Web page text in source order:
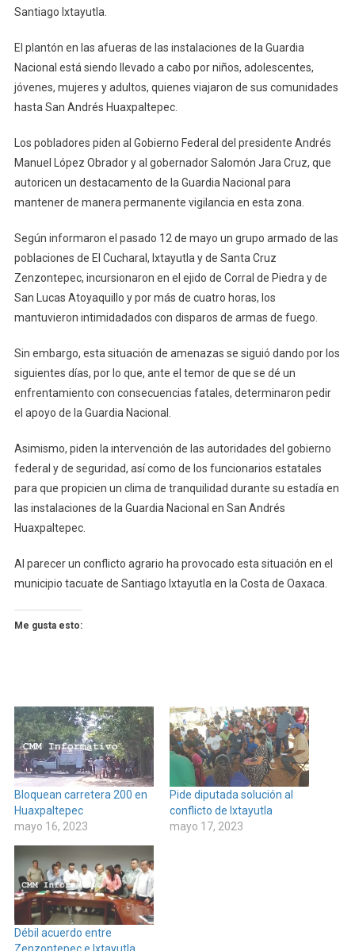
Santiago Ixtayutla.
El plantón en las afueras de las instalaciones de la Guardia
Nacional está siendo llevado a cabo por niños, adolescentes,
jóvenes, mujeres y adultos, quienes viajaron de sus comunidades
hasta San Andrés Huaxpaltepec.
Los pobladores piden al Gobierno Federal del presidente Andrés
Manuel López Obrador y al gobernador Salomón Jara Cruz, que
autoricen un destacamento de la Guardia Nacional para
mantener de manera permanente vigilancia en esta zona.
Según informaron el pasado 12 de mayo un grupo armado de las
poblaciones de El Cucharal, Ixtayutla y de Santa Cruz
Zenzontepec, incursionaron en el ejido de Corral de Piedra y de
San Lucas Atoyaquillo y por más de cuatro horas, los
mantuvieron intimidadados con disparos de armas de fuego.
Sin embargo, esta situación de amenazas se siguió dando por los
siguientes días, por lo que, ante el temor de que se dé un
enfrentamiento con consecuencias fatales, determinaron pedir
el apoyo de la Guardia Nacional.
Asimismo, piden la intervención de las autoridades del gobierno
federal y de seguridad, así como de los funcionarios estatales
para que propicien un clima de tranquilidad durante su estadía en
las instalaciones de la Guardia Nacional en San Andrés
Huaxpaltepec.
Al parecer un conflicto agrario ha provocado esta situación en el
municipio tacuate de Santiago Ixtayutla en la Costa de Oaxaca.
Me gusta esto:
Bloquean carretera 200 en
Huaxpaltepec
mayo 16, 2023
Pide diputada solución al
conflicto de Ixtayutla
mayo 17, 2023
Débil acuerdo entre